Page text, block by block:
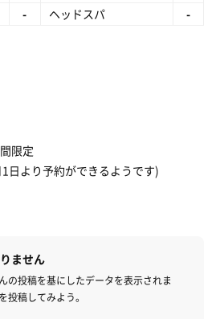
- ヘッドスパ -
限定
日より予約ができるようです)
ません
の投稿を基にしたデータを表示されま
投稿してみよう。